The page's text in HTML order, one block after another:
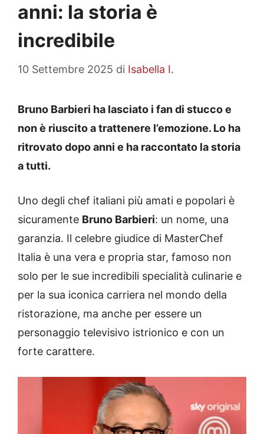
anni: la storia è
incredibile
10 Settembre 2025 di Isabella I.
Bruno Barbieri ha lasciato i fan di stucco e
non è riuscito a trattenere l’emozione. Lo ha
ritrovato dopo anni e ha raccontato la storia
a tutti.
Uno degli chef italiani più amati e popolari è
sicuramente Bruno Barbieri: un nome, una
garanzia. Il celebre giudice di MasterChef
Italia è una vera e propria star, famoso non
solo per le sue incredibili specialità culinarie e
per la sua iconica carriera nel mondo della
ristorazione, ma anche per essere un
personaggio televisivo istrionico e con un
forte carattere.